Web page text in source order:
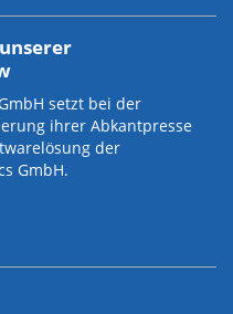
GmbH setzt bei der
ihrer Abkantpresse
der
GmbH.